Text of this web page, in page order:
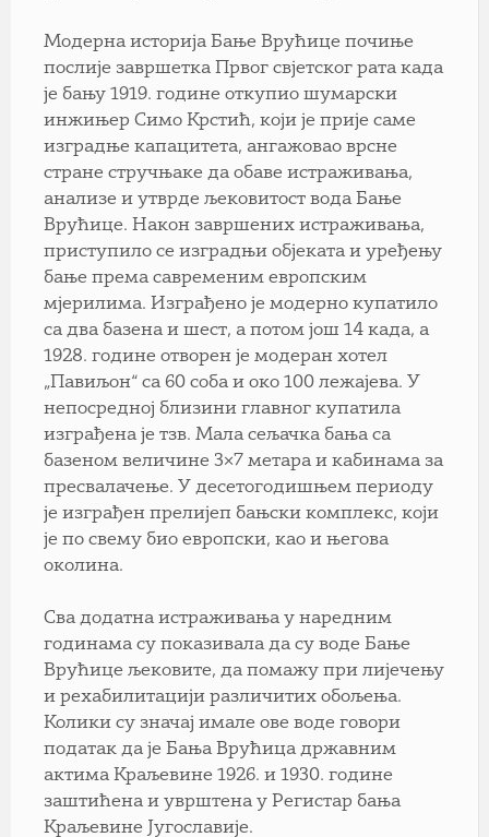
Модерна историја Бање Врућице почиње
послије завршетка Првог свјетског рата када
је бању 1919. године откупио шумарски
инжињер Симо Крстић, који је прије саме
изградње капацитета, ангажовао врсне
стране стручњаке да обаве истраживања,
анализе и утврде љековитост вода Бање
Врућице. Након завршених истраживања,
приступило се изградњи објеката и уређењу
бање према савременим европским
мјерилима. Изграђено је модерно купатило
са два базена и шест, а потом још 14 када, а
1928. године отворен је модеран хотел
„Павиљон“ са 60 соба и око 100 лежајева. У
непосредној близини главног купатила
изграђена је тзв. Мала сељачка бања са
базеном величине 3×7 метара и кабинама за
пресвалачење. У десетогодишњем периоду
је изграђен прелијеп бањски комплекс, који
је по свему био европски, као и његова
околина.
Сва додатна истраживања у наредним
годинама су показивала да су воде Бање
Врућице љековите, да помажу при лијечењу
и рехабилитацији различитих обољења.
Колики су значај имале ове воде говори
податак да је Бања Врућица државним
актима Краљевине 1926. и 1930. године
заштићена и уврштена у Регистар бања
Краљевине Југославије.